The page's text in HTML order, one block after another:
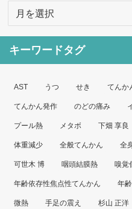
カ
イ
キーワードタグ
AST うつ せき てんか
てんかん発作 のどの痛み
プール熱 メタボ 下畑 享良
体重減少 全般てんかん 全
可世木 博 咽頭結膜熱 嗅覚
年齢依存性焦点性てんかん 年
微熱 手足の震え 杉山 正洋